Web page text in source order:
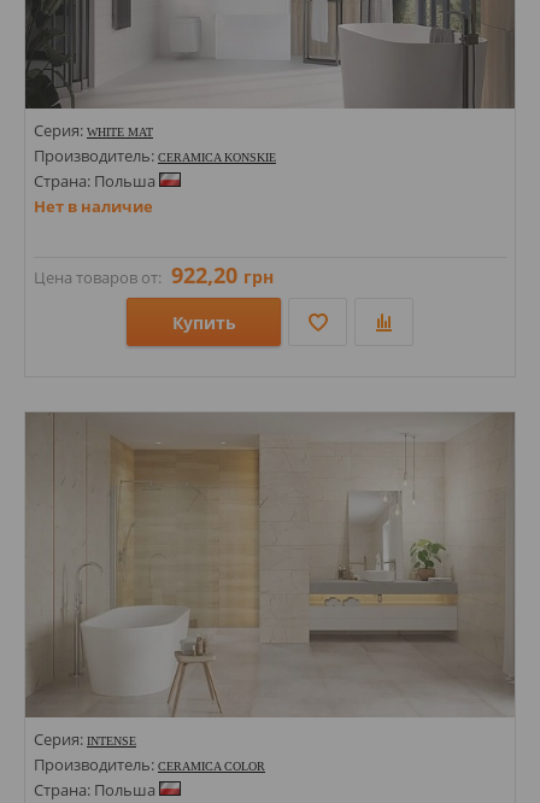
Серия: WHITE MAT
Производитель: CERAMICA KONSKIE
Страна: Польша
Нет в наличие
Цена товаров от: 922,20 грн
Купить
Стили: Геометрия, орнамент; Моноколор;
Серия: INTENSE
Производитель: CERAMICA COLOR
Страна: Польша